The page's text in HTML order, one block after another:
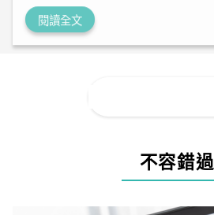
不容錯過